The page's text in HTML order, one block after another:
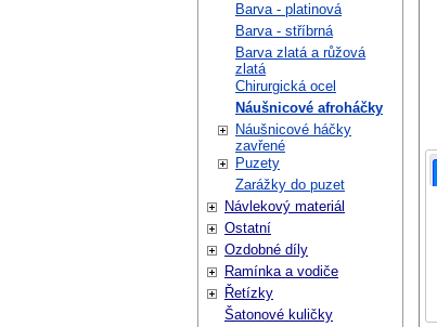
Barva - platinová
Barva - stříbrná
Barva zlatá a růžová
zlatá
Chirurgická ocel
Náušnicové afroháčky
Náušnicové háčky
zavřené
Puzety
Zarážky do puzet
Návlekový materiál
Ostatní
Ozdobné díly
Ramínka a vodiče
Řetízky
Šatonové kuličky